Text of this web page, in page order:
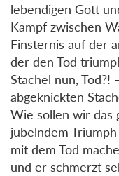
lebendigen Gott
Kampf zwischen
Finsternis auf der
der den Tod
Stachel nun,
abgeknickten
Wie sollen wir das
jubelndem
mit dem Tod
und er schmerzt